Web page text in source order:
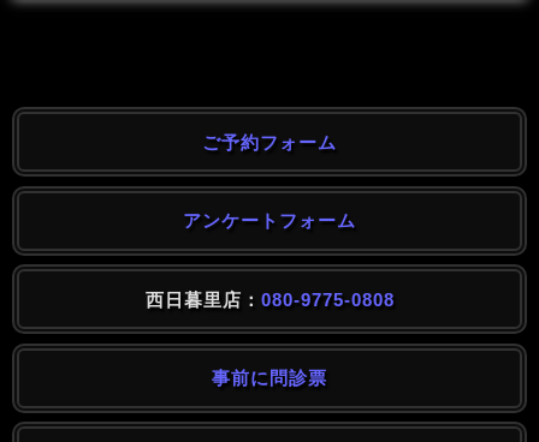
ご予約フォーム
アンケートフォーム
西日暮里店： 080-9775-0808
事前に問診票